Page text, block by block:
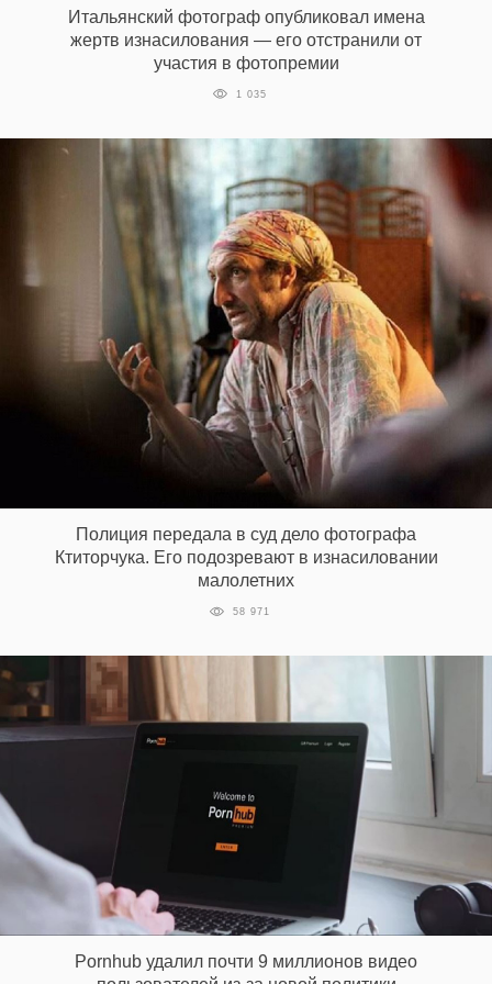
Итальянский фотограф опубликовал имена
жертв изнасилования — его отстранили от
участия в фотопремии
1 035
Полиция передала в суд дело фотографа
Ктиторчука. Его подозревают в изнасиловании
малолетних
58 971
Pornhub удалил почти 9 миллионов видео